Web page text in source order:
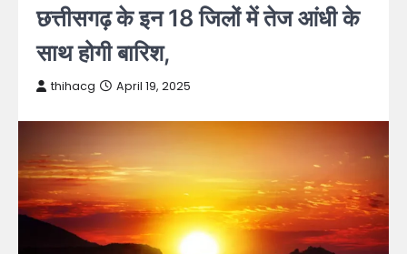
छत्तीसगढ़ के इन 18 जिलों में तेज आंधी के
साथ होगी बारिश,
thihacg April 19, 2025